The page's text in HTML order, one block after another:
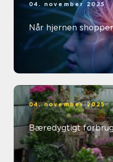
04. november 2025
Når hjernen shopper
04. november 2025
Bæredygtigt